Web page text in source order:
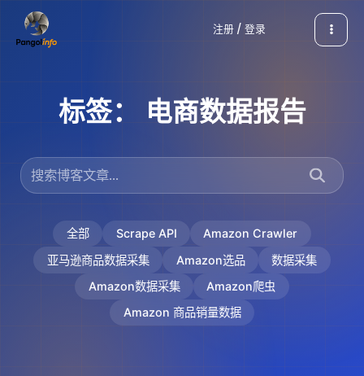
注册 / 登录
标签： 电商数据报告
全部 Scrape API
Amazon Crawler
亚马逊商品数据采集
Amazon选品
数据采集
Amazon数据采集
Amazon爬虫
Amazon 商品销量数据